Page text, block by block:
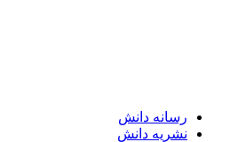
رسانه دانش
نشریه دانش